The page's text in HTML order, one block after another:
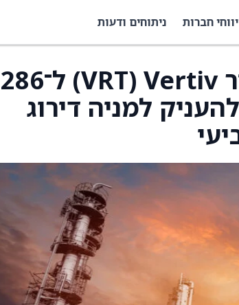
חברות ניתוחים ודעות
Citi העלו את מחיר היעד עבור Vertiv ‏(VRT) ל־286
להעניק למניה דירוג